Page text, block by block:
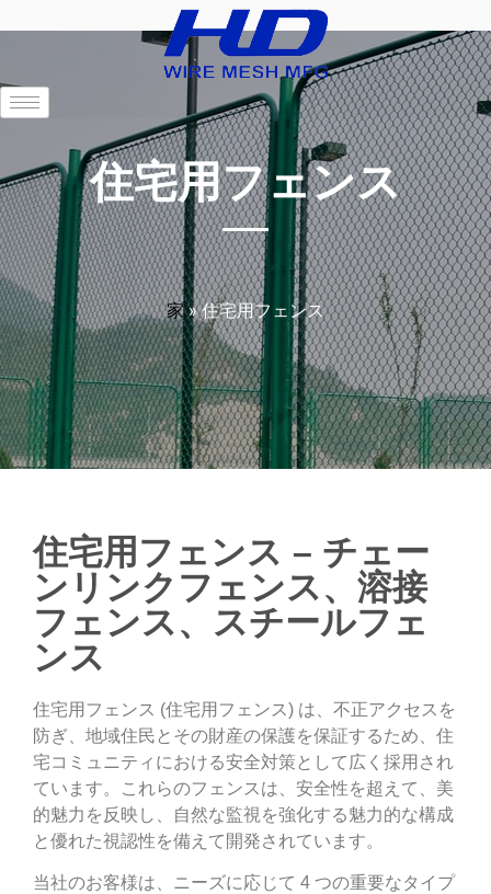
住宅用フェンス
家»住宅用フェンス
住宅用フェンス – チェー
ンリンクフェンス、溶接
フェンス、スチールフェ
ンス
住宅用フェンス (住宅用フェンス) は、不正アクセスを
防ぎ、地域住民とその財産の保護を保証するため、住
宅コミュニティにおける安全対策として広く採用され
ています。これらのフェンスは、安全性を超えて、美
的魅力を反映し、自然な監視を強化する魅力的な構成
と優れた視認性を備えて開発されています。
当社のお客様は、ニーズに応じて 4 つの重要なタイプ